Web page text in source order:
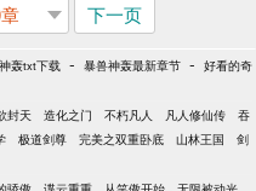
下一页
轰txt下载 - 暴兽神轰最新章节 - 好看的奇
封天 造化之门 不朽凡人 凡人修仙传
吞
极道剑尊 完美之双重卧底 山林王国
剑